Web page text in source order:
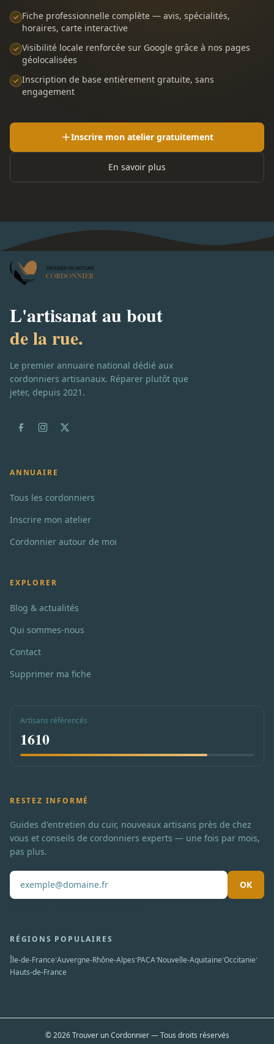
Fiche professionnelle complète — avis, spécialités,
horaires, carte interactive
Visibilité locale renforcée sur Google grâce à nos pages
géolocalisées
Inscription de base entièrement gratuite, sans
engagement
Inscrire mon atelier gratuitement
En savoir plus
L'artisanat au bout
de la rue.
Le premier annuaire national dédié aux
cordonniers artisanaux. Réparer plutôt que
jeter, depuis 2021.
ANNUAIRE
Tous les cordonniers
Inscrire mon atelier
Cordonnier autour de moi
EXPLORER
Blog & actualités
Qui sommes-nous
Contact
Supprimer ma fiche
Artisans référencés
1610
RESTEZ INFORMÉ
Guides d'entretien du cuir, nouveaux artisans près de chez
vous et conseils de cordonniers experts — une fois par mois,
pas plus.
OK
RÉGIONS POPULAIRES
Île-de-France·Auvergne-Rhône-Alpes·PACA·Nouvelle-Aquitaine·Occitanie·
Hauts-de-France
© 2026 Trouver un Cordonnier — Tous droits réservés